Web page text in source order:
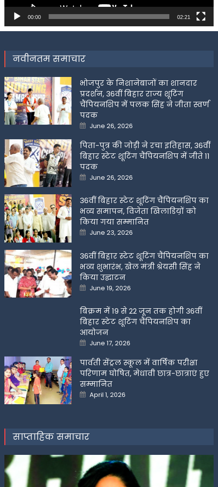
00:00 02:21
नवीनतम समाचार
भोजपुर के निशानेबाजों का शानदार
प्रदर्शन, 36वीं बिहार राज्य शूटिंग
चैंपियनशिप में पलक सिंह ने जीता स्वर्ण
पदक
Posted
on
June 26, 2026
पिता-पुत्र की जोड़ी ने रचा इतिहास, 36वीं
बिहार स्टेट शूटिंग चैंपियनशिप में जीते 11
पदक
Posted
on
June 26, 2026
36वीं बिहार स्टेट शूटिंग चैंपियनशिप का
भव्य समापन, विजेता खिलाडिय़ों को
किया गया सम्मानित
Posted
on
June 23, 2026
36वीं बिहार स्टेट शूटिंग चैंपियनशिप का
भव्य शुभारंभ, खेल मंत्री श्रेयसी सिंह ने
किया उद्घाटन
Posted
on
June 19, 2026
बिक्रम में 19 से 22 जून तक होगी 36वीं
बिहार स्टेट शूटिंग चैंपियनशिप का
आयोजन
Posted
on
June 17, 2026
पार्वती सेंट्रल स्कूल में वार्षिक परीक्षा
परिणाम घोषित, मेधावी छात्र-छात्राएं हुए
सम्मानित
Posted
on
April 1, 2026
साप्ताहिक समाचार